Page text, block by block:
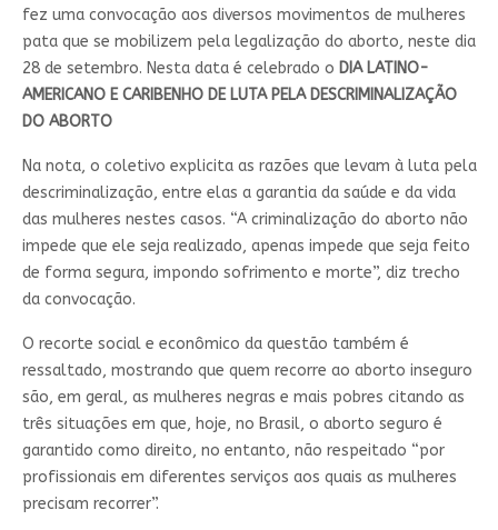
fez uma convocação aos diversos movimentos de mulheres
pata que se mobilizem pela legalização do aborto, neste dia
28 de setembro. Nesta data é celebrado o DIA LATINO-
AMERICANO E CARIBENHO DE LUTA PELA DESCRIMINALIZAÇÃO
DO ABORTO
Na nota, o coletivo explicita as razões que levam à luta pela
descriminalização, entre elas a garantia da saúde e da vida
das mulheres nestes casos. “A criminalização do aborto não
impede que ele seja realizado, apenas impede que seja feito
de forma segura, impondo sofrimento e morte”, diz trecho
da convocação.
O recorte social e econômico da questão também é
ressaltado, mostrando que quem recorre ao aborto inseguro
são, em geral, as mulheres negras e mais pobres citando as
três situações em que, hoje, no Brasil, o aborto seguro é
garantido como direito, no entanto, não respeitado “por
profissionais em diferentes serviços aos quais as mulheres
precisam recorrer”.